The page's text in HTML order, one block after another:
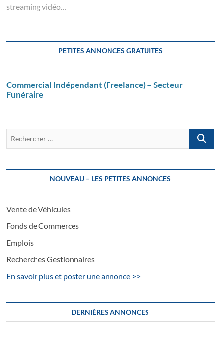
streaming vidéo…
PETITES ANNONCES GRATUITES
Commercial Indépendant (Freelance) – Secteur
Funéraire
…
NOUVEAU – LES PETITES ANNONCES
Vente de Véhicules
Fonds de Commerces
Emplois
Recherches Gestionnaires
En savoir plus et poster une annonce >>
DERNIÈRES ANNONCES